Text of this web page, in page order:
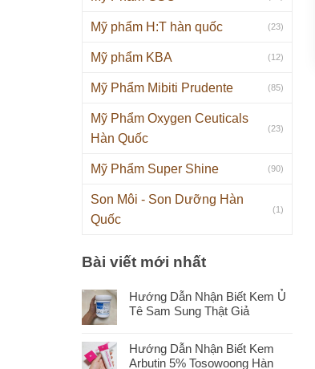
Mỹ phẩm H:T hàn quốc (23)
Mỹ phẩm KBA (12)
Mỹ Phẩm Mibiti Prudente (85)
Mỹ Phẩm Oxygen Ceuticals
Hàn Quốc
(23)
Mỹ Phẩm Super Shine (90)
Son Môi - Son Dưỡng Hàn
Quốc
(1)
Bài viết mới nhất
Hướng Dẫn Nhận Biết Kem Ủ
Tê Sam Sung Thật Giả
Hướng Dẫn Nhận Biết Kem
Arbutin 5% Tosowoong Hàn